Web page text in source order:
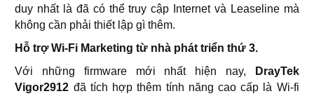
duy nhất là đã có thể truy cập Internet và Leaseline mà
không cần phải thiết lập gì thêm.
Hỗ trợ Wi-Fi Marketing từ nhà phát triển thứ 3.
Với những firmware mới nhất hiện nay,
DrayTek
Vigor2912 đã tích hợp thêm tính năng cao cấp là Wi-fi